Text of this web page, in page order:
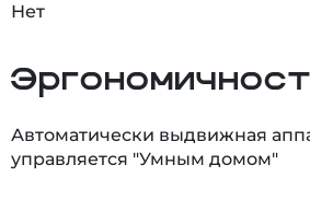
Нет
Автоматически выдвижная
управляется "Умным домом"